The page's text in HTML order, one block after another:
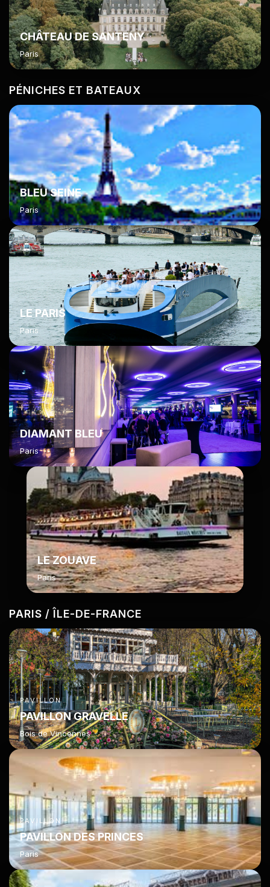
CHÂTEAU DE SANTENY
Paris
PÉNICHES ET BATEAUX
BLEU SEINE
Paris
LE PARIS
Paris
DIAMANT BLEU
Paris
LE ZOUAVE
Paris
PARIS / ÎLE-DE-FRANCE
PAVILLON
PAVILLON GRAVELLE
Bois de Vincennes
PAVILLON
PAVILLON DES PRINCES
Paris